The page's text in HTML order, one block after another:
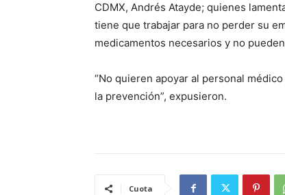
CDMX, Andrés Atayde; quienes
tiene que trabajar para no perder su
medicamentos necesarios y no
“No quieren apoyar al personal
la prevención”, expusieron.
Cuota